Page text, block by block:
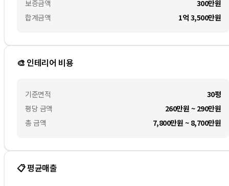
보증금액
합계금액
300만원
1억 3,500만원
🎨 인테리어 비용
기준면적
평당 금액
총 금액
30평
260만원 ~ 290만원
7,800만원 ~ 8,700만원
📋 평균매출